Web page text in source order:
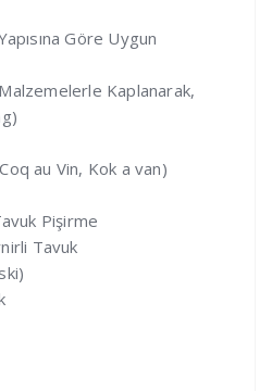
Göre Uygun
Kaplanarak,
au Vin, Kok a van)
Pişirme
Tavuk